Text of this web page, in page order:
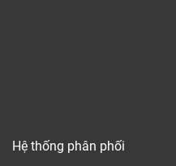
– Kích thước : 908mm
– Mã màu: DP3509,
– Ứng dụng: Thích hợp
lắp đặt nhanh chóng,
khách, phòng làm việc,
Hệ thống phân phối